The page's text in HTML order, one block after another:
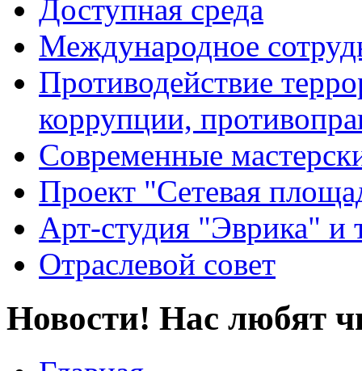
Доступная среда
Международное
Противодействие
коррупции,
Современные
Проект "Сетевая
Арт-студия "Эврика" и
Отраслевой совет
Новости! Нас любят